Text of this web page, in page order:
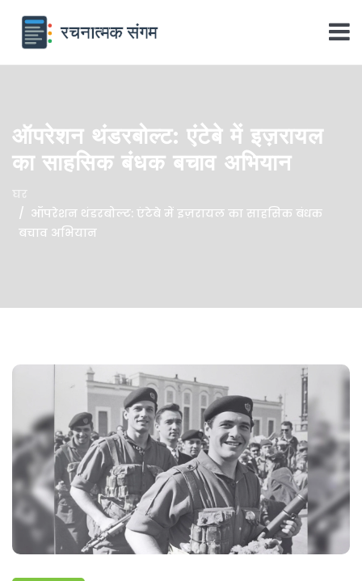
ऑपरेशन थंडरबोल्ट: एंटेबे में इज़रायल
का साहसिक बंधक बचाव अभियान
घर
ऑपरेशन थंडरबोल्ट: एंटेबे में इज़रायल का साहसिक बंधक
बचाव अभियान